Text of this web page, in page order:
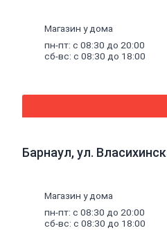
и
фитинги
Насосные
насосы
Магазин у дома
пн-пт: с 08:30 до 20:00
сб-вс: с 08:30 до 18:00
Барнаул, ул.
Магазин у дома
пн-пт: с 08:30 до 20:00
сб-вс: с 08:30 до 18:00